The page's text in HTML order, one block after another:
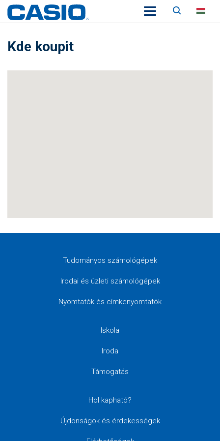
Keresés
Kde koupit
Tudományos számológépek
Irodai és üzleti számológépek
Nyomtatók és címkenyomtatók
Iskola
Iroda
Támogatás
Hol kapható?
Újdonságok és érdekességek